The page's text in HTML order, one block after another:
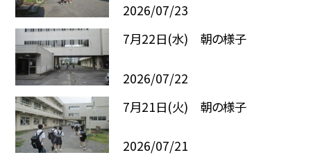
2026/07/23
7月22日(水) 朝の様子
2026/07/22
7月21日(火) 朝の様子
2026/07/21